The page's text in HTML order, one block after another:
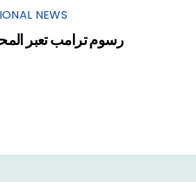
NEWS
رسوم ترامب تعبر